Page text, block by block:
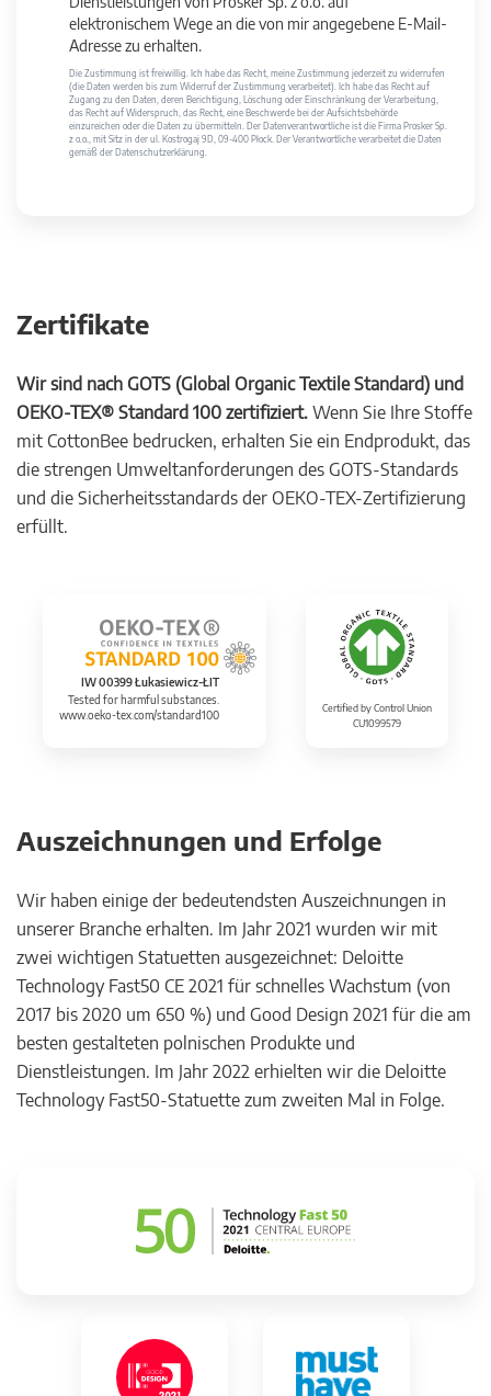
elektronischem Wege an die von mir angegebene E-Mail-
Adresse zu erhalten.
Die Zustimmung ist freiwillig. Ich habe das Recht, meine Zustimmung jederzeit zu widerrufen
(die Daten werden bis zum Widerruf der Zustimmung verarbeitet). Ich habe das Recht auf
Zugang zu den Daten, deren Berichtigung, Löschung oder Einschränkung der Verarbeitung,
das Recht auf Widerspruch, das Recht, eine Beschwerde bei der Aufsichtsbehörde
einzureichen oder die Daten zu übermitteln. Der Datenverantwortliche ist die Firma Prosker Sp.
z o.o., mit Sitz in der ul. Kostrogaj 9D, 09-400 Płock. Der Verantwortliche verarbeitet die Daten
gemäß der Datenschutzerklärung.
Zertifikate
Wir sind nach GOTS (Global Organic Textile Standard) und
OEKO-TEX® Standard 100 zertifiziert. Wenn Sie Ihre Stoffe
mit CottonBee bedrucken, erhalten Sie ein Endprodukt, das
die strengen Umweltanforderungen des GOTS-Standards
und die Sicherheitsstandards der OEKO-TEX-Zertifizierung
erfüllt.
IW 00399 Łukasiewicz-ŁIT
Tested for harmful substances.
www.oeko-tex.com/standard100
Certified by Control Union
CU1099579
Auszeichnungen und Erfolge
Wir haben einige der bedeutendsten Auszeichnungen in
unserer Branche erhalten. Im Jahr 2021 wurden wir mit
zwei wichtigen Statuetten ausgezeichnet: Deloitte
Technology Fast50 CE 2021 für schnelles Wachstum (von
2017 bis 2020 um 650 %) und Good Design 2021 für die am
besten gestalteten polnischen Produkte und
Dienstleistungen. Im Jahr 2022 erhielten wir die Deloitte
Technology Fast50-Statuette zum zweiten Mal in Folge.